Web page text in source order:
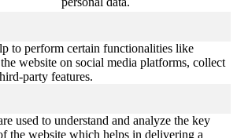
to perform certain functionalities like
website on social media platforms, collect
party features.
used to understand and analyze the key
the website which helps in delivering a